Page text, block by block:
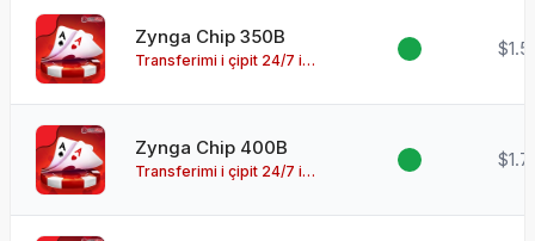
Zynga Chip 350B
Transferimi i çipit 24/7 i
Zynga Chip 400B
Transferimi i çipit 24/7 i